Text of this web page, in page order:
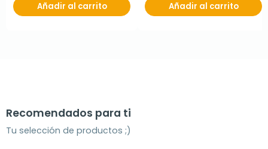
Añadir al carrito Añadir al carrito
Recomendados para ti
Tu selección de productos ;)